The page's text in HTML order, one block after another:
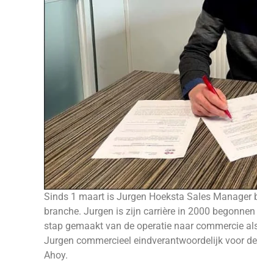
Sinds 1 maart is Jurgen Hoeksta Sales
branche. Jurgen is zijn carrière in 2000
stap gemaakt van de operatie naar commercie
Jurgen commercieel eindverantwoordelijk voor
Ahoy.